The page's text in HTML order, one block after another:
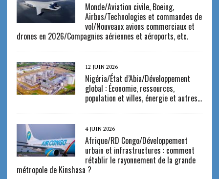
Monde/Aviation civile, Boeing,
Airbus/Technologies et commandes de
vol/Nouveaux avions commerciaux et
drones en 2026/Compagnies aériennes et aéroports, etc.
12 JUIN 2026
Nigéria/État d’Abia/Développement
global : Économie, ressources,
population et villes, énergie et autres…
4 JUIN 2026
Afrique/RD Congo/Développement
urbain et infrastructures : comment
rétablir le rayonnement de la grande
métropole de Kinshasa ?